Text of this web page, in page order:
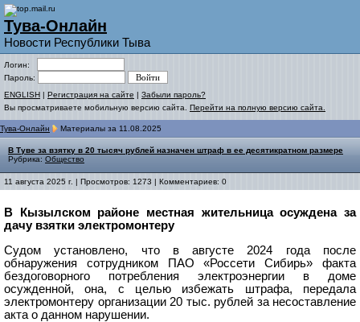
Тува-Онлайн
Новости Республики Тыва
Логин:
Пароль:
ENGLISH | Регистрация на сайте | Забыли пароль?
Вы просматриваете мобильную версию сайта. Перейти на полную версию сайта.
Тува-Онлайн Материалы за 11.08.2025
В Туве за взятку в 20 тысяч рублей назначен штраф в ее десятикратном размере
Рубрика: Общество
11 августа 2025 г. | Просмотров: 1273 | Комментариев: 0
В Кызылском районе местная жительница осуждена за
дачу взятки электромонтеру
Судом установлено, что в августе 2024 года после
обнаружения сотрудником ПАО «Россети Сибирь» факта
бездоговорного потребления электроэнергии в доме
осужденной, она, с целью избежать штрафа, передала
электромонтеру организации 20 тыс. рублей за несоставление
акта о данном нарушении.